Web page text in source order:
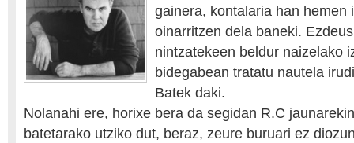
gainera, kontalaria han hemen
oinarritzen dela baneki.
nintzatekeen beldur naizelako
bidegabean tratatu nautela
Batek daki.
Nolanahi ere, horixe bera da segidan R.C
batetarako utziko dut, beraz, zeure buruari ez